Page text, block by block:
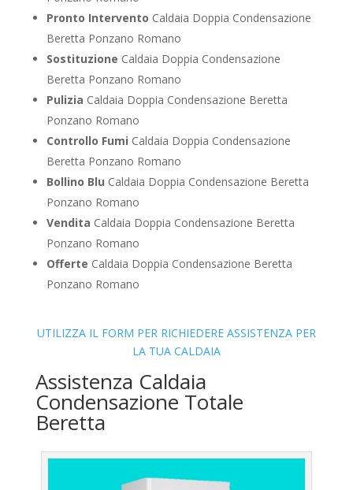
Pronto Intervento Caldaia Doppia Condensazione
Beretta Ponzano Romano
Sostituzione Caldaia Doppia Condensazione
Beretta Ponzano Romano
Pulizia Caldaia Doppia Condensazione Beretta
Ponzano Romano
Controllo Fumi Caldaia Doppia Condensazione
Beretta Ponzano Romano
Bollino Blu Caldaia Doppia Condensazione Beretta
Ponzano Romano
Vendita Caldaia Doppia Condensazione Beretta
Ponzano Romano
Offerte Caldaia Doppia Condensazione Beretta
Ponzano Romano
UTILIZZA IL FORM PER RICHIEDERE ASSISTENZA PER
LA TUA CALDAIA
Assistenza Caldaia
Condensazione Totale
Beretta